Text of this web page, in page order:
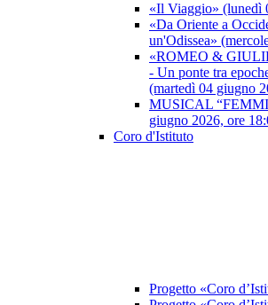
«Il Viaggio» (lunedì
«Da Oriente a
un'Odissea»
«ROMEO &
- Un ponte tra
(martedì 04 giugno
MUSICAL
giugno 2026, ore
Coro d'Istituto
Progetto «Coro